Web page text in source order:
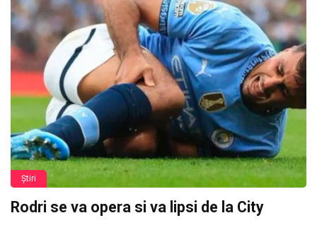
Știri
Rodri se va opera si va lipsi de la City